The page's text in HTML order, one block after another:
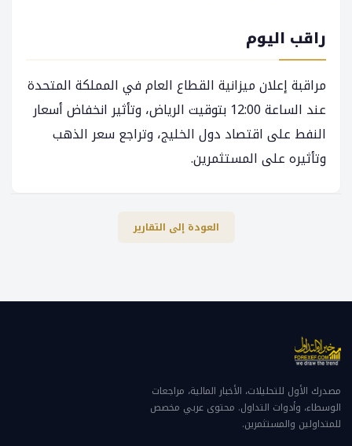
راقب اليوم
مراقبة إعلان ميزانية القطاع العام في المملكة المتحدة
عند الساعة 12:00 بتوقيت الرياض، وتأثير انخفاض أسعار
النفط على اقتصاد دول الخليج، وتراجع سعر الذهب
وتأثيره على المستثمرين.
العودة إلى التقارير
مصدرك الأول للتحليلات، الأخبار المالية، مراجعات
الوسطاء، وأدوات التداول. محتوى عربي مخصص
للمتداولين والمستثمرين.